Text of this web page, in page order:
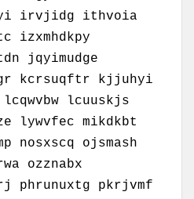
irvjidg ithvoia
izxmhdkpy
jqyimudge
kcrsuqftr kjjuhyi
lcuuskjs
lywvfec mikdkbt
nosxscq ojsmash
ozznabx
phrunuxtg pkrjvmf